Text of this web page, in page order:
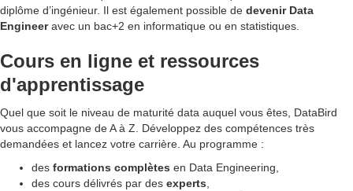
diplôme d’ingénieur. Il est également possible de devenir Data
Engineeravec un bac+2 en informatique ou en statistiques.
Cours en ligne et ressources
d'apprentissage
Quel que soit le niveau de maturité data auquel vous êtes, DataBird
vous accompagne de A à Z. Développez des compétences très
demandées et lancez votre carrière. Au programme :
des formations complètes en Data Engineering,
des cours délivrés par des experts